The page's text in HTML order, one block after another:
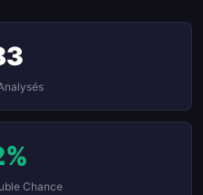
Chance